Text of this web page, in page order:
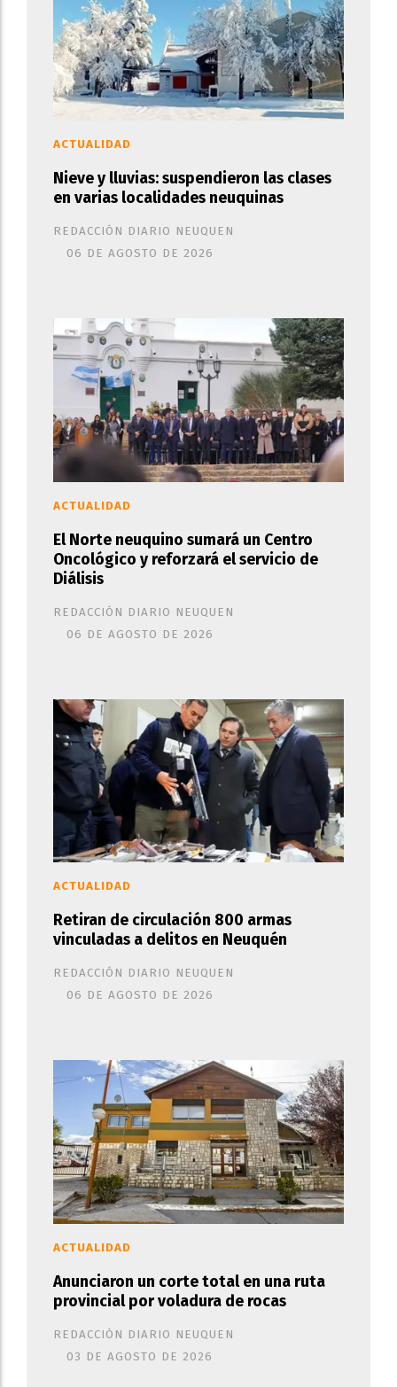
Nieve y lluvias: suspendieron las clases
en varias localidades neuquinas
REDACCIÓN DIARIO NEUQUEN
ACTUALIDAD
06 DE AGOSTO DE 2026
El Norte neuquino sumará un Centro
Oncológico y reforzará el servicio de
Diálisis
REDACCIÓN DIARIO NEUQUEN
ACTUALIDAD
06 DE AGOSTO DE 2026
Retiran de circulación 800 armas
vinculadas a delitos en Neuquén
REDACCIÓN DIARIO NEUQUEN
ACTUALIDAD
06 DE AGOSTO DE 2026
Anunciaron un corte total en una ruta
provincial por voladura de rocas
REDACCIÓN DIARIO NEUQUEN
ACTUALIDAD
03 DE AGOSTO DE 2026